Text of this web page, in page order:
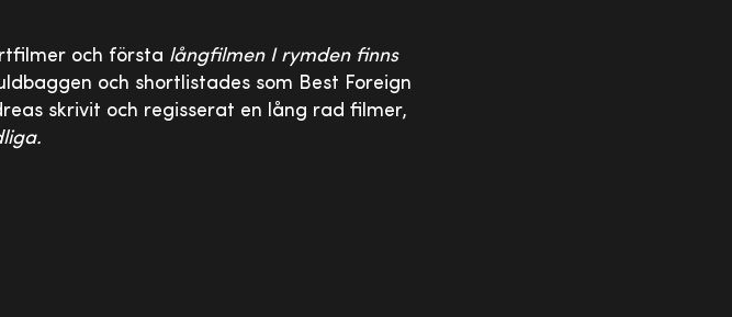
och första långfilmen I rymden finns
och shortlistades som Best Foreign
skrivit och regisserat en lång rad filmer,